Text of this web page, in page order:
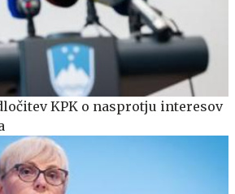
KPK o nasprotju interesov